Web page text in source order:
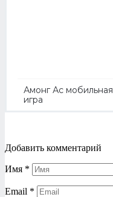
Амонг Ас мобильная
игра
Добавить комментарий
Имя *
Email *